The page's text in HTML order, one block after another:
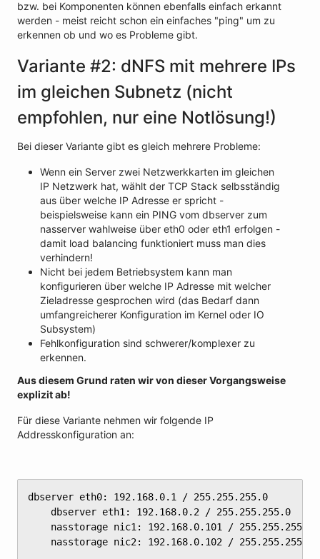
bzw. bei Komponenten können ebenfalls einfach erkannt
werden - meist reicht schon ein einfaches "ping" um zu
erkennen ob und wo es Probleme gibt.
Variante #2: dNFS mit mehrere IPs
im gleichen Subnetz (nicht
empfohlen, nur eine Notlösung!)
Bei dieser Variante gibt es gleich mehrere Probleme:
Wenn ein Server zwei Netzwerkkarten im gleichen
IP Netzwerk hat, wählt der TCP Stack selbsständig
aus über welche IP Adresse er spricht -
beispielsweise kann ein PING vom dbserver zum
nasserver wahlweise über eth0 oder eth1 erfolgen -
damit load balancing funktioniert muss man dies
verhindern!
Nicht bei jedem Betriebsystem kann man
konfigurieren über welche IP Adresse mit welcher
Zieladresse gesprochen wird (das Bedarf dann
umfangreicherer Konfiguration im Kernel oder IO
Subsystem)
Fehlkonfiguration sind schwerer/komplexer zu
erkennen.
Aus diesem Grund raten wir von dieser Vorgangsweise
explizit ab!
Für diese Variante nehmen wir folgende IP
Addresskonfiguration an:
dbserver eth0: 192.168.0.1 / 255.255.255.0
	nasstorage nic2: 192.168.0.102 / 255.255.255.0